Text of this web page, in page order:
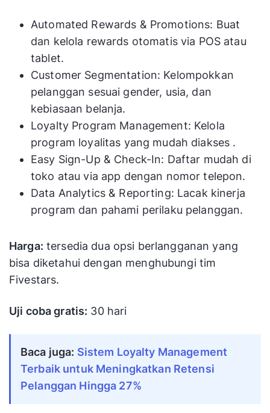
Automated Rewards & Promotions: Buat
dan kelola rewards otomatis via POS atau
tablet.
Customer Segmentation: Kelompokkan
pelanggan sesuai gender, usia, dan
kebiasaan belanja.
Loyalty Program Management: Kelola
program loyalitas yang mudah diakses .
Easy Sign-Up & Check-In: Daftar mudah di
toko atau via app dengan nomor telepon.
Data Analytics & Reporting: Lacak kinerja
program dan pahami perilaku pelanggan.
Harga: tersedia dua opsi berlangganan yang
bisa diketahui dengan menghubungi tim
Fivestars.
Uji coba gratis: 30 hari
Baca juga: Sistem Loyalty Management
Terbaik untuk Meningkatkan Retensi
Pelanggan Hingga 27%